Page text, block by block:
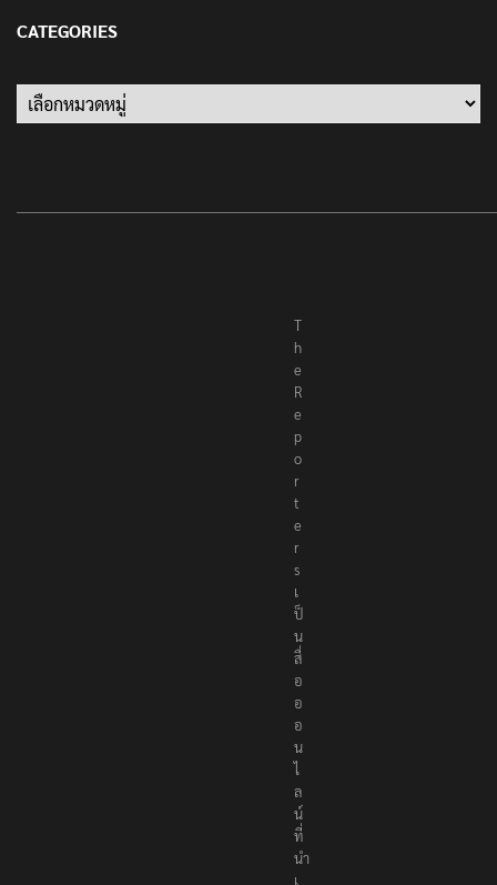
CATEGORIES
T
h
e
R
e
p
o
r
t
e
r
s
เ
ป็
น
สื่
อ
อ
อ
น
ไ
ล
น์